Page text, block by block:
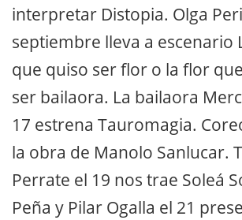
interpretar Distopia. Olga
septiembre lleva a escenario
que quiso ser flor o la flor
ser bailaora. La bailaora
17 estrena Tauromagia.
la obra de Manolo Sanlucar.
Perrate el 19 nos trae Soleá
Peña y Pilar Ogalla el 21